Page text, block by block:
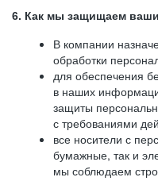
6. Как мы защищаем
В компании
обработки
для обеспечения
в наших
защиты
с требованиями
все носители с
бумажные, так и
мы соблюдаем